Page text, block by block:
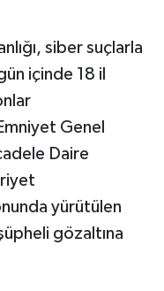
siber suçlarla
içinde 18 il
Genel
Daire
yürütülen
gözaltına